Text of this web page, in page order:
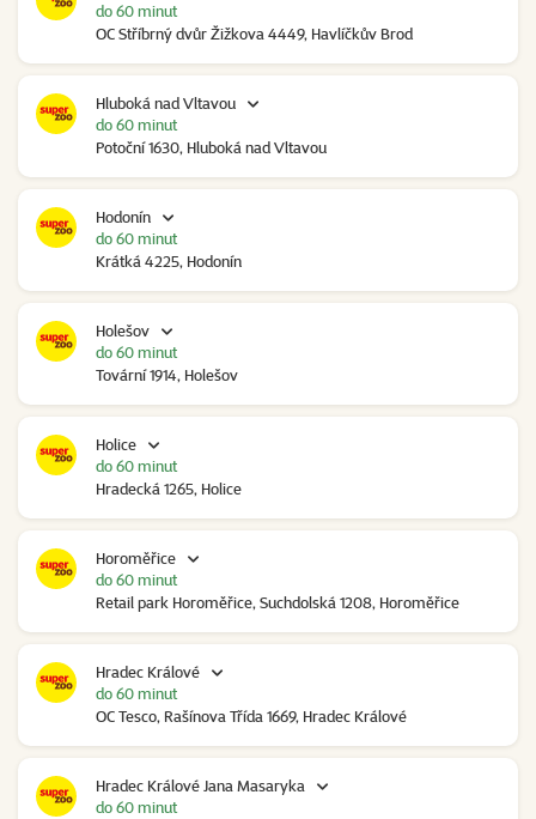
OC Stříbrný dvůr Žižkova 4449, Havlíčkův Brod
do 60 minut
Hluboká nad Vltavou
Potoční 1630, Hluboká nad Vltavou
do 60 minut
Hodonín
Krátká 4225, Hodonín
do 60 minut
Holešov
Tovární 1914, Holešov
do 60 minut
Holice
Hradecká 1265, Holice
do 60 minut
Horoměřice
Retail park Horoměřice, Suchdolská 1208, Horoměřice
do 60 minut
Hradec Králové
OC Tesco, Rašínova Třída 1669, Hradec Králové
do 60 minut
Hradec Králové Jana Masaryka
do 60 minut